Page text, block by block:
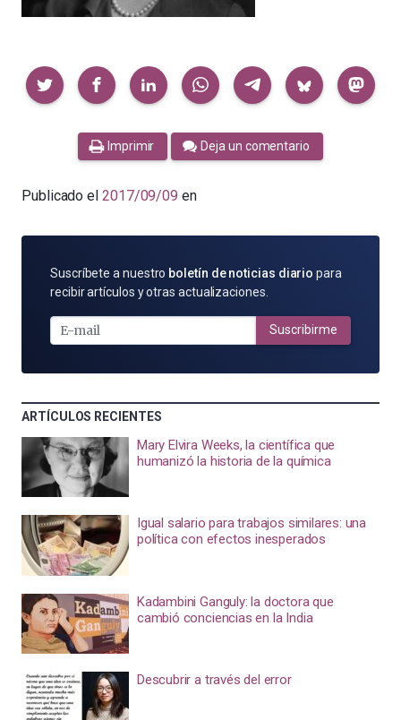
Compartir
Imprimir Deja un comentario
Publicado el 2017/09/09 en
SUSCRÍBETE
POR
MAIL
Suscríbete a nuestro boletín de noticias diario para
recibir artículos y otras actualizaciones.
Suscribirme
ARTÍCULOS RECIENTES
Mary Elvira Weeks, la científica que
humanizó la historia de la química
Igual salario para trabajos similares: una
política con efectos inesperados
Kadambini Ganguly: la doctora que
cambió conciencias en la India
Descubrir a través del error